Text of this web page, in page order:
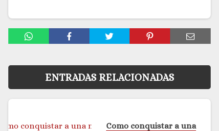
ENTRADAS RELACIONADAS
Como conquistar a una